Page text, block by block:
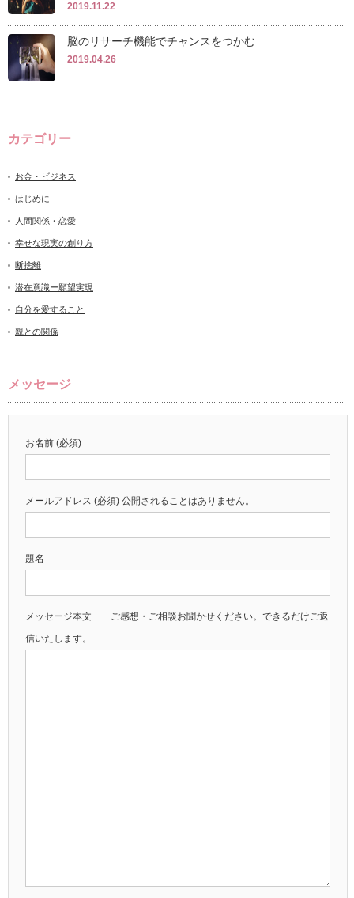
2019.11.22
脳のリサーチ機能でチャンスをつかむ
2019.04.26
カテゴリー
お金・ビジネス
はじめに
人間関係・恋愛
幸せな現実の創り方
断捨離
潜在意識ー願望実現
自分を愛すること
親との関係
メッセージ
お名前 (必須)
メールアドレス (必須) 公開されることはありません。
題名
メッセージ本文 ご感想・ご相談お聞かせください。できるだけご返
信いたします。